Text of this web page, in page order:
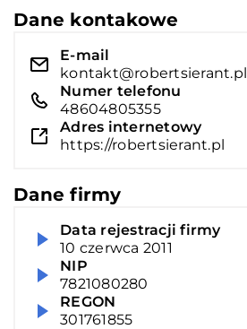
Dane kontakowe
E-mail
kontakt@robertsierant.pl
Numer telefonu
48604805355
Adres internetowy
https://robertsierant.pl
Dane firmy
Data rejestracji firmy
10 czerwca 2011
NIP
7821080280
REGON
301761855